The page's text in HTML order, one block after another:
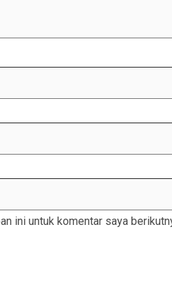
ini untuk komentar saya